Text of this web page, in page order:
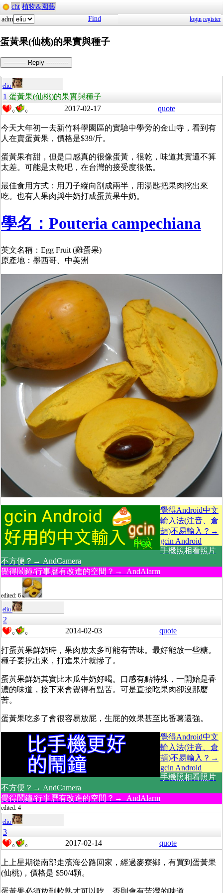
cht 植物&園藝
adm
Find login register
蛋黃果(仙桃)的果實與種子
----------- Reply -----------
eliu
1 蛋黃果(仙桃)的果實與種子
0 0 2017-02-17 quote
今天大年初一去新竹科學園區的實驗中學旁的金山寺，看到有
人在賣蛋黃果，價格是$39/斤。
蛋黃果有甜，但是口感真的很像蛋黃，很乾，味道其實還不算
太差。可能是太乾吧，在台灣的接受度很低。
最佳食用方式：用刀子縱向剖成兩半，用湯匙把果肉挖出來
吃。也有人果肉與牛奶打成蛋黃果牛奶。
學名：Pouteria campechiana
英文名稱：Egg Fruit (雞蛋果)
原產地：墨西哥、中美洲
覺得Android中文
輸入法(注音、倉
頡)不易輸入？→
gcin Android
手機照相看照片
不方便？→ AndCamera
覺得鬧鐘/行事曆有改進的空間？→ AndAlarm
edited: 6
eliu
2
0 0 2014-02-03 quote
打蛋黃果鮮奶時，果肉放太多可能有苦味。最好能放一些糖。
種子要挖出來，打進果汁就慘了。
蛋黃果鮮奶其實比木瓜牛奶好喝。口感有點特殊，一開始是香
濃的味道，接下來會覺得有點苦。可是直接吃果肉卻沒那麼
苦。
蛋黃果吃多了會很容易放屁，生屁的效果甚至比番薯還強。
覺得Android中文
輸入法(注音、倉
頡)不易輸入？→
gcin Android
手機照相看照片
不方便？→ AndCamera
覺得鬧鐘/行事曆有改進的空間？→ AndAlarm
edited: 4
eliu
3
0 0 2017-02-14 quote
上上星期從南部走濱海公路回家，經過麥寮鄉，有買到蛋黃果
(仙桃)，價格是 $50/4顆。